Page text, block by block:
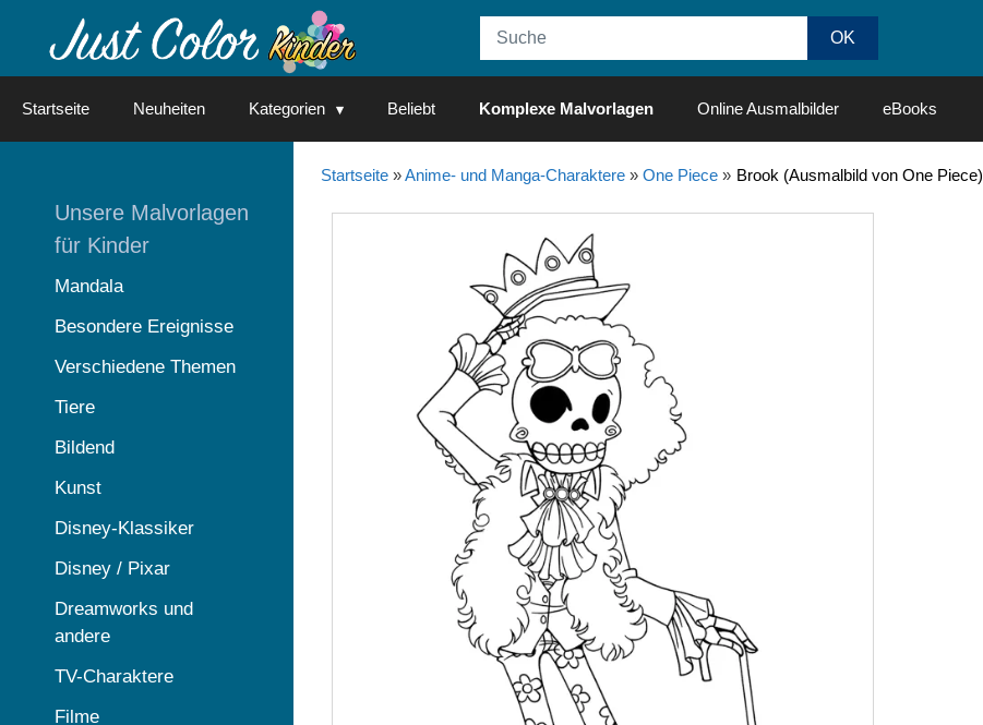
Startseite Neuheiten Kategorien Beliebt Komplexe Malvorlagen Online Ausmalbilder eBooks
Startseite»Anime- und Manga-Charaktere» One Piece» Brook (Ausmalbild von One Piece)
Unsere Malvorlagen
für Kinder
Mandala
Besondere Ereignisse
Verschiedene Themen
Tiere
Bildend
Kunst
Disney-Klassiker
Disney / Pixar
Dreamworks und
andere
TV-Charaktere
Filme